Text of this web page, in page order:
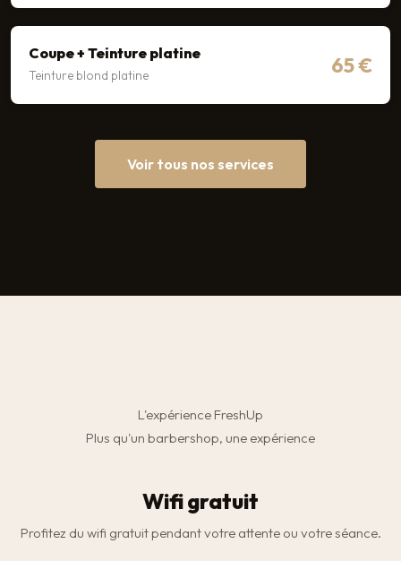
Coupe + Teinture platine
Teinture blond platine 65 €
Voir tous nos services
L'expérience FreshUp
Plus qu'un barbershop, une expérience
Wifi gratuit
Profitez du wifi gratuit pendant votre attente ou votre séance.